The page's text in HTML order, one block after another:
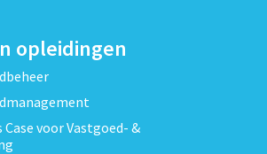
opleidingen
voor Vastgoed- &